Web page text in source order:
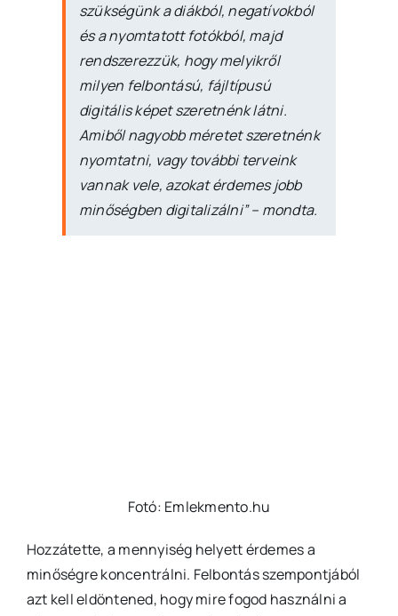
szükségünk a diákból, negatívokból
és a nyomtatott fotókból, majd
rendszerezzük, hogy melyikről
milyen felbontású, fájltípusú
digitális képet szeretnénk látni.
Amiből nagyobb méretet szeretnénk
nyomtatni, vagy további terveink
vannak vele, azokat érdemes jobb
minőségben digitalizálni” – mondta.
Fotó: Emlekmento.hu
Hozzátette, a mennyiség helyett érdemes a
minőségre koncentrálni. Felbontás szempontjából
azt kell eldöntened, hogy mire fogod használni a